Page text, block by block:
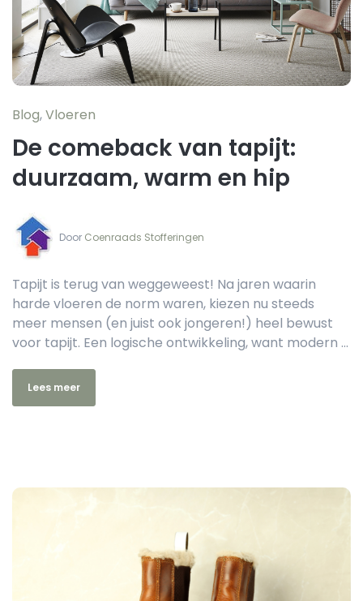
Blog,Vloeren
De comeback van tapijt:
duurzaam, warm en hip
Coenraads Stofferingen
Tapijt is terug van weggeweest! Na jaren waarin
harde vloeren de norm waren, kiezen nu steeds
meer mensen (en juist ook jongeren!) heel bewust
voor tapijt. Een logische ontwikkeling, want modern ...
Lees meer